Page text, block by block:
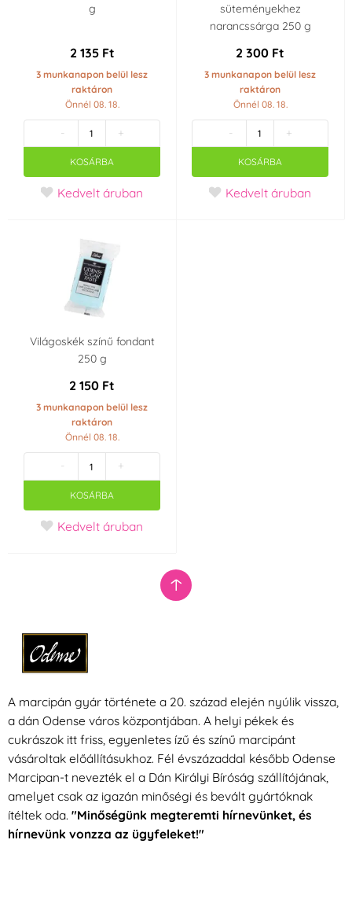
g
2 135 Ft
3 munkanapon belül lesz
raktáron
Önnél 08. 18.
- +
KOSÁRBA
Kedvelt áruban
süteményekhez
narancssárga 250 g
2 300 Ft
3 munkanapon belül lesz
raktáron
Önnél 08. 18.
- +
KOSÁRBA
Kedvelt áruban
Világoskék színű fondant
250 g
2 150 Ft
3 munkanapon belül lesz
raktáron
Önnél 08. 18.
- +
KOSÁRBA
Kedvelt áruban
A marcipán gyár története a 20. század elején nyúlik vissza,
a dán Odense város központjában. A helyi pékek és
cukrászok itt friss, egyenletes ízű és színű marcipánt
vásároltak előállításukhoz. Fél évszázaddal később Odense
Marcipan-t nevezték el a Dán Királyi Bíróság szállítójának,
amelyet csak az igazán minőségi és bevált gyártóknak
ítéltek oda. "Minőségünk megteremti hírnevünket, és
hírnevünk vonzza az ügyfeleket!"